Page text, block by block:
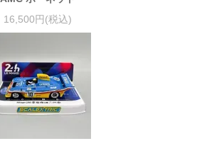
16,500円(税込)